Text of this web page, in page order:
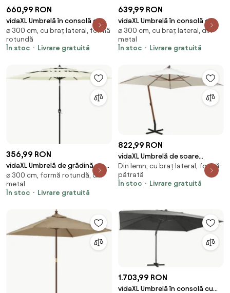
660,99 RON
vidaXL Umbrelă în consolă cu
stâlp și LED-uri, nisipiu, 300 cm
⌀ 300 cm, cu braț lateral, formă
rotundă
În stoc
Livrare gratuită
639,99 RON
vidaXL Umbrelă în consolă cu
stâlp și LED-uri, taupe, 300 cm
⌀ 300 cm, cu braț lateral, din
metal
În stoc
Livrare gratuită
356,99 RON
vidaXL Umbrelă de grădină cu 3
niveluri, stâlp aluminiu, nisipiu, 3
m
⌀ 300 cm, formă rotundă, din
metal
În stoc
Livrare gratuită
822,99 RON
vidaXL Umbrelă de soare
suspendată cu stâlp de lemn,
300x300 cm, alb
Din lemn, cu braț lateral, formă
pătrată
În stoc
Livrare gratuită
1.703,99 RON
vidaXL Umbrelă în consolă cu